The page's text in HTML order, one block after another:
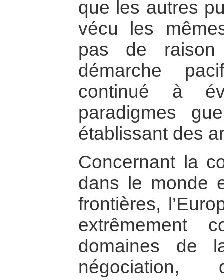
que les autres
vécu les
pas de raison
démarche
continué à
paradigmes
établissant des
Concernant la
dans le monde
frontières,
extrêmement
domaines de
négociation,